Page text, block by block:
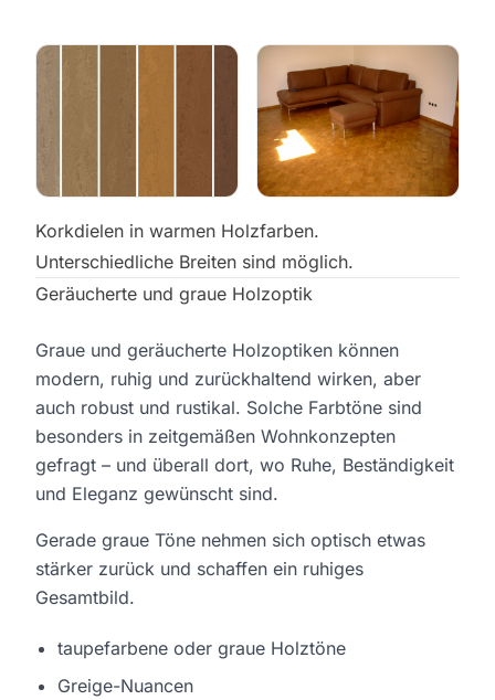
Korkdielen in warmen Holzfarben.
Unterschiedliche Breiten sind möglich.
Geräucherte und graue Holzoptik
Graue und geräucherte Holzoptiken können
modern, ruhig und zurückhaltend wirken, aber
auch robust und rustikal. Solche Farbtöne sind
besonders in zeitgemäßen Wohnkonzepten
gefragt – und überall dort, wo Ruhe, Beständigkeit
und Eleganz gewünscht sind.
Gerade graue Töne nehmen sich optisch etwas
stärker zurück und schaffen ein ruhiges
Gesamtbild.
taupefarbene oder graue Holztöne
Greige-Nuancen